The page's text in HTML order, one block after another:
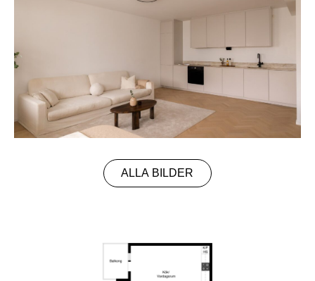
ALLA BILDER